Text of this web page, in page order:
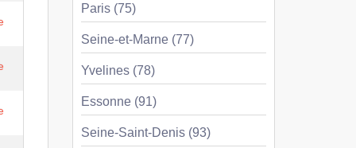
Paris (75)
Seine-et-Marne (77)
Yvelines (78)
Essonne (91)
Seine-Saint-Denis (93)